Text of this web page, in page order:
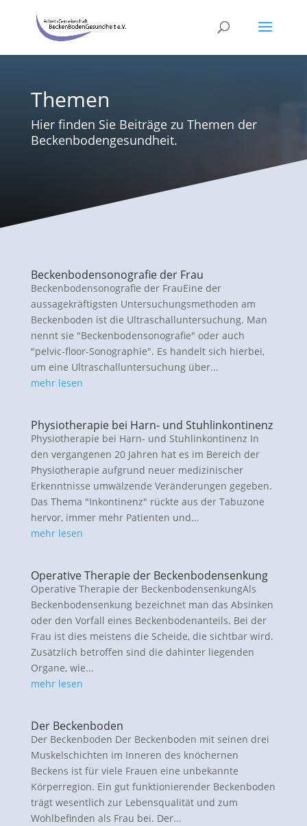
Themen
Hier finden Sie Beiträge zu Themen der
Beckenbodengesundheit.
Beckenbodensonografie der Frau
Beckenbodensonografie der FrauEine der
aussagekräftigsten Untersuchungsmethoden am
Beckenboden ist die Ultraschalluntersuchung. Man
nennt sie "Beckenbodensonografie" oder auch
"pelvic-floor-Sonographie". Es handelt sich hierbei,
um eine Ultraschalluntersuchung über...
mehr lesen
Physiotherapie bei Harn- und Stuhlinkontinenz
Physiotherapie bei Harn- und Stuhlinkontinenz In
den vergangenen 20 Jahren hat es im Bereich der
Physiotherapie aufgrund neuer medizinischer
Erkenntnisse umwälzende Veränderungen gegeben.
Das Thema "Inkontinenz" rückte aus der Tabuzone
hervor, immer mehr Patienten und...
mehr lesen
Operative Therapie der Beckenbodensenkung
Operative Therapie der BeckenbodensenkungAls
Beckenbodensenkung bezeichnet man das Absinken
oder den Vorfall eines Beckenbodenanteils. Bei der
Frau ist dies meistens die Scheide, die sichtbar wird.
Zusätzlich betroffen sind die dahinter liegenden
Organe, wie...
mehr lesen
Der Beckenboden
Der Beckenboden Der Beckenboden mit seinen drei
Muskelschichten im Inneren des knöchernen
Beckens ist für viele Frauen eine unbekannte
Körperregion. Ein gut funktionierender Beckenboden
trägt wesentlich zur Lebensqualität und zum
Wohlbefinden als Frau bei. Der...